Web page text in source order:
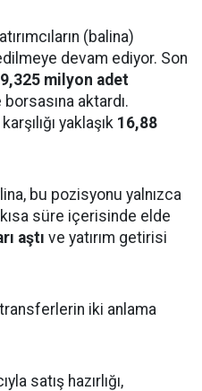
(balina)
devam ediyor. Son
9,325 milyon adet
borsasına aktardı.
yaklaşık 16,88
bu pozisyonu yalnızca
süre içerisinde elde
aştı ve yatırım getirisi
iki anlama
satış hazırlığı,